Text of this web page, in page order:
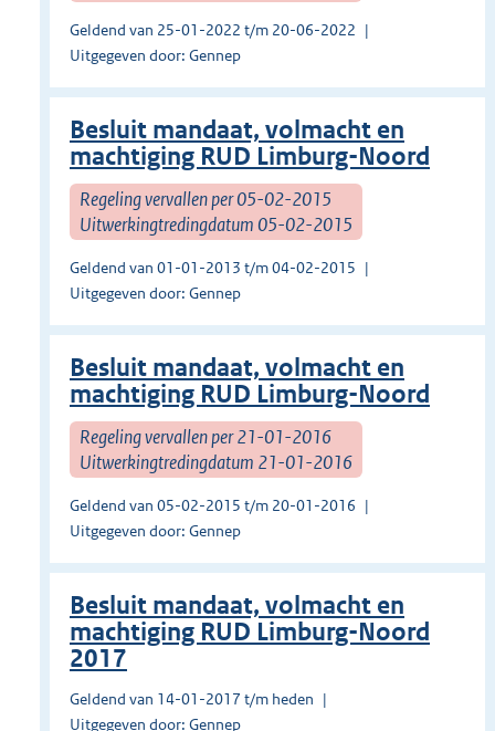
Geldend van 25-01-2022 t/m 20-06-2022
Uitgegeven door: Gennep
Besluit mandaat, volmacht en
machtiging RUD Limburg-Noord
Regeling vervallen per 05-02-2015
Uitwerkingtredingdatum 05-02-2015
Geldend van 01-01-2013 t/m 04-02-2015
Uitgegeven door: Gennep
Besluit mandaat, volmacht en
machtiging RUD Limburg-Noord
Regeling vervallen per 21-01-2016
Uitwerkingtredingdatum 21-01-2016
Geldend van 05-02-2015 t/m 20-01-2016
Uitgegeven door: Gennep
Besluit mandaat, volmacht en
machtiging RUD Limburg-Noord
2017
Geldend van 14-01-2017 t/m heden
Uitgegeven door: Gennep